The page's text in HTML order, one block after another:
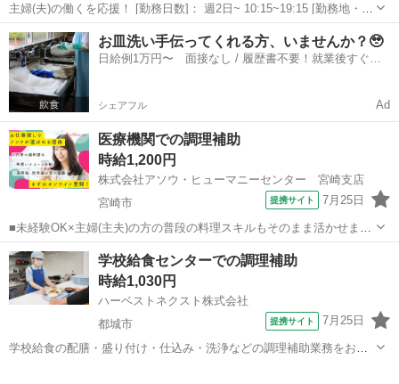
主婦(夫)の働くを応援！ [勤務日数]： 週2日~ 10:15~19:15 [勤務地・最
寄駅]： 宮崎県都城市都島町506番地 横山病院 内厨房 《シダックス
フードサービス株式会社》 西都城駅自動車5分 [職種名]：...
宮崎 都城市 その他
お皿洗い手伝ってくれる方、いませんか？🥹
日給例1万円〜 面接なし / 履歴書不要！就業後すぐに
シェアフル Ad
医療機関での調理補助
時給1,200円
株式会社アソウ・ヒューマニーセンター 宮崎支店
宮崎市
提携サイト 7月25日
■未経験OK×主婦(主夫)の方の普段の料理スキルもそのまま活かせま
す！体を動かすことが好きな方にもオススメのアクティブワーク◎■な
にかとウレシイ平日休み×勤務時間の調整OK×残業ナシ！ライフスタイ
ルに合わせてオシゴトできる！...
宮崎 宮崎市 キッチン
学校給食センターでの調理補助
時給1,030円
ハーベストネクスト株式会社
都城市
提携サイト 7月25日
学校給食の配膳・盛り付け・仕込み・洗浄などの調理補助業務をお願